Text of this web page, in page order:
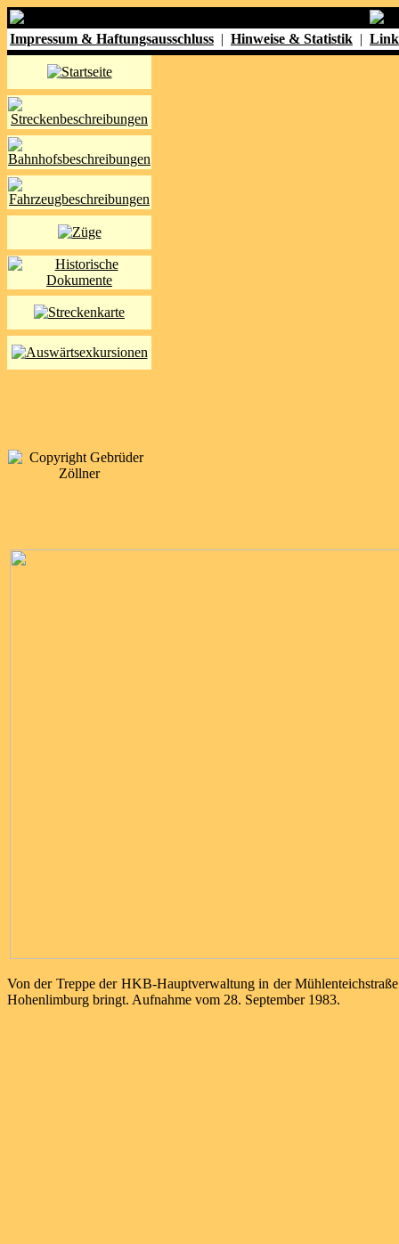
Impressum & Haftungsausschluss | Hinweise & Statistik |
Von der Treppe der HKB-Hauptverwaltung in der
Hohenlimburg bringt. Aufnahme vom 28. September 1983.